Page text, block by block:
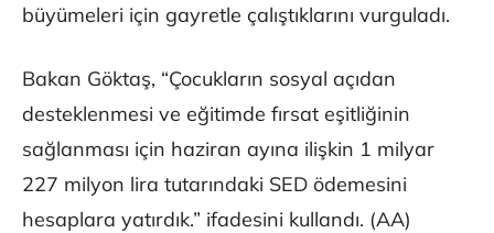
büyümeleri için gayretle çalıştıklarını vurguladı.
Bakan Göktaş, “Çocukların sosyal açıdan
desteklenmesi ve eğitimde fırsat eşitliğinin
sağlanması için haziran ayına ilişkin 1 milyar
227 milyon lira tutarındaki SED ödemesini
hesaplara yatırdık.” ifadesini kullandı. (AA)